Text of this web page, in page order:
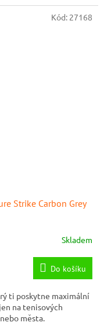
Strike Carbon Grey
Skladem
Do košíku
ti poskytne maximální
na tenisových
města.
Kód: 27168